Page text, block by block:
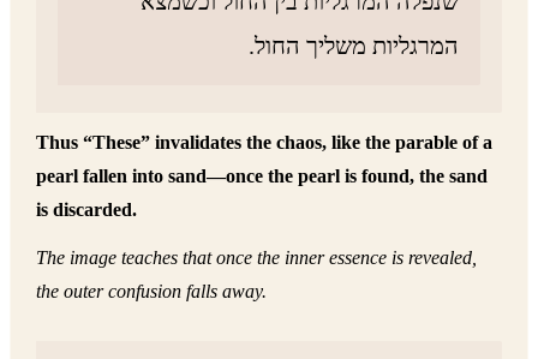
המרגליות משליך החול.
Thus “These” invalidates the chaos, like the parable of a
pearl fallen into sand—once the pearl is found, the sand
is discarded.
The image teaches that once the inner essence is revealed,
the outer confusion falls away.